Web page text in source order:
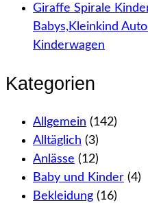
Giraffe Spirale
Babys,Kleinkind
Kinderwagen
Kategorien
Allgemein (142)
Alltäglich (3)
Anlässe (12)
Baby und Kinder (4)
Bekleidung (16)